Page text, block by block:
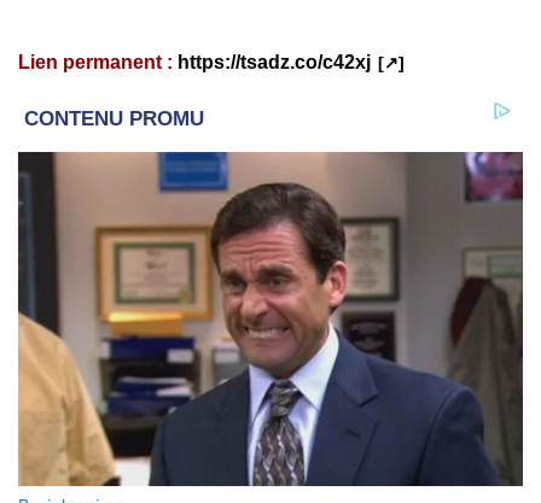
Lien permanent : https://tsadz.co/c42xj